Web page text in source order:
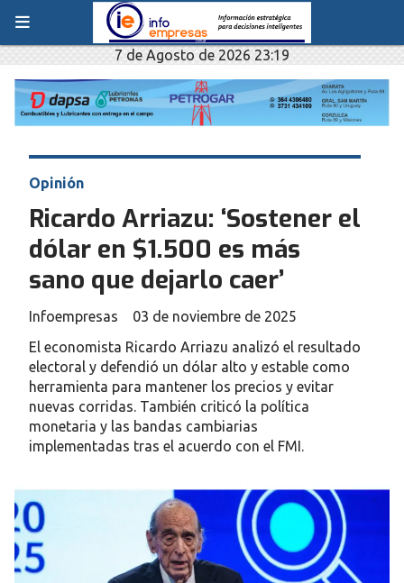
7 de Agosto de 2026 23:19
Ricardo Arriazu: ‘Sostener el
dólar en $1.500 es más
sano que dejarlo caer’
El economista Ricardo Arriazu analizó el resultado
electoral y defendió un dólar alto y estable como
herramienta para mantener los precios y evitar
nuevas corridas. También criticó la política
monetaria y las bandas cambiarias
implementadas tras el acuerdo con el FMI.
Opinión
03 de noviembre de 2025
Infoempresas